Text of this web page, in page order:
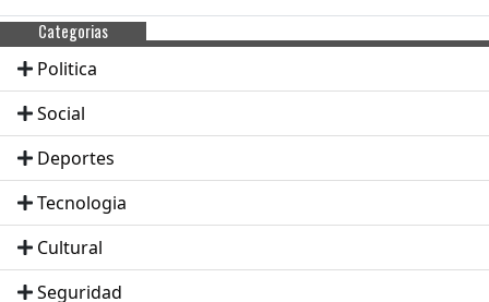
Categorias
Politica
Social
Deportes
Tecnologia
Cultural
Seguridad